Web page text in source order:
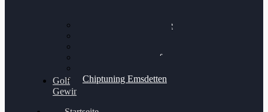
Bilgenroth Performance
Chiptuning Schüttorf
Chiptuning Emsdetten
Golf
Gewinnspiel